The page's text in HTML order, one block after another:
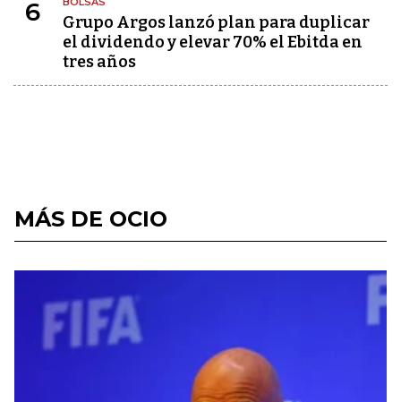
6
Grupo Argos lanzó plan para duplicar
el dividendo y elevar 70% el Ebitda en
tres años
MÁS DE OCIO